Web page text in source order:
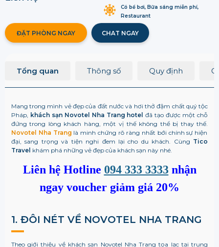
Có bể bơi, Bữa sáng miễn phí,
Restaurant
ĐẶT PHÒNG NGAY CHAT NGAY
Tổng quan Thông số Quy định
Mang trong mình vẻ đẹp của đất nước và hơi thở đậm chất quý tộc
Pháp, khách sạn Novotel Nha Trang hotel đã tạo được một chỗ
đứng trong lòng khách hàng, một vị thế không thể bị thay thế.
Novotel Nha Trang là minh chứng rõ ràng nhất bới chính sự hiện
đại, sang trọng và tiện nghi đem lại cho du khách. Cùng Tico
Travel khám phá những vẻ đẹp của khách sạn này nhé.
Liên hệ Hotline 094 333 3333 nhận
ngay voucher giảm giá 20%
1. ĐÔI NÉT VỀ NOVOTEL NHA TRANG
Theo giới thiệu về khách sạn Novotel Nha Trang tọa lạc tại trung